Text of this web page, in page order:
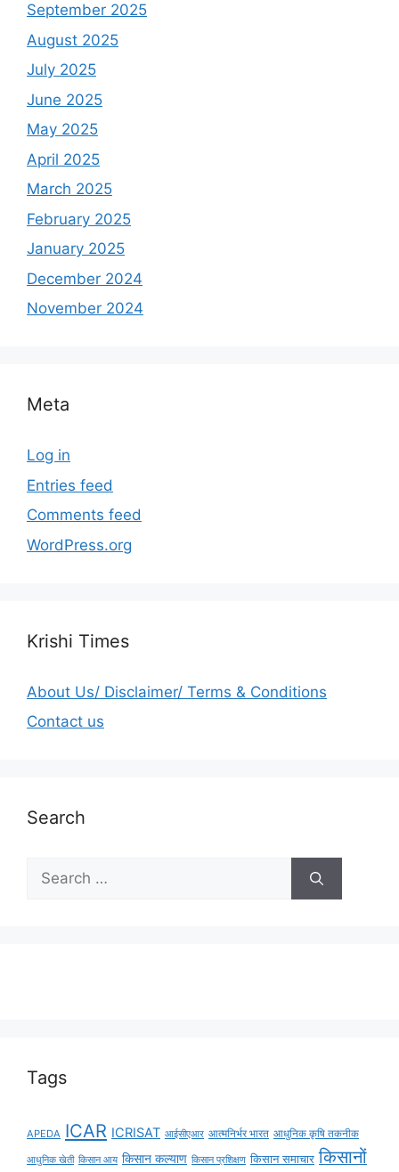
September 2025
August 2025
July 2025
June 2025
May 2025
April 2025
March 2025
February 2025
January 2025
December 2024
November 2024
Meta
Log in
Entries feed
Comments feed
WordPress.org
Krishi Times
About Us/ Disclaimer/ Terms & Conditions
Contact us
Search
Tags
APEDA ICAR ICRISAT आईसीएआर आत्मनिर्भर भारत आधुनिक कृषि तकनीक
आधुनिक खेती किसान आय किसान कल्याण किसान प्रशिक्षण किसान समाचार किसानों